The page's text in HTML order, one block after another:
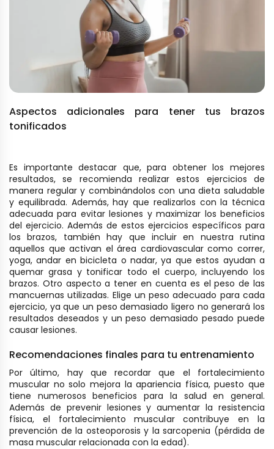
Aspectos adicionales para tener tus brazos
tonificados
Es importante destacar que, para obtener los mejores
resultados, se recomienda realizar estos ejercicios de
manera regular y combinándolos con una dieta saludable
y equilibrada. Además, hay que realizarlos con la técnica
adecuada para evitar lesiones y maximizar los beneficios
del ejercicio. Además de estos ejercicios específicos para
los brazos, también hay que incluir en nuestra rutina
aquellos que activan el área cardiovascular como correr,
yoga, andar en bicicleta o nadar, ya que estos ayudan a
quemar grasa y tonificar todo el cuerpo, incluyendo los
brazos. Otro aspecto a tener en cuenta es el peso de las
mancuernas utilizadas. Elige un peso adecuado para cada
ejercicio, ya que un peso demasiado ligero no generará los
resultados deseados y un peso demasiado pesado puede
causar lesiones.
Recomendaciones finales para tu entrenamiento
Por último, hay que recordar que el fortalecimiento
muscular no solo mejora la apariencia física, puesto que
tiene numerosos beneficios para la salud en general.
Además de prevenir lesiones y aumentar la resistencia
física, el fortalecimiento muscular contribuye en la
prevención de la osteoporosis y la sarcopenia (pérdida de
masa muscular relacionada con la edad).